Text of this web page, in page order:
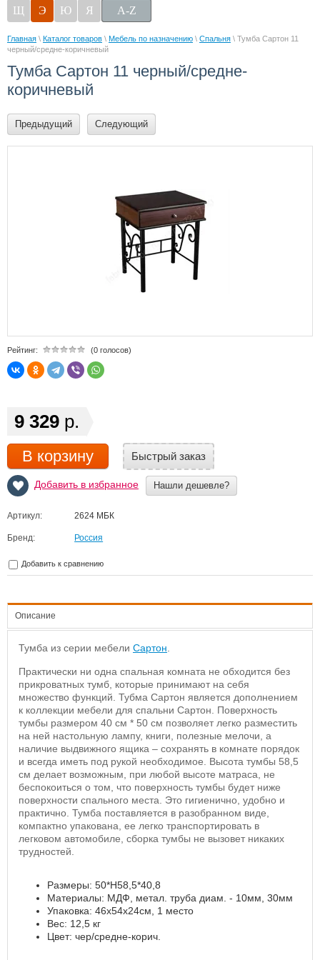
Щ
Э Ю Я A-Z
Главная \ Каталог товаров \ Мебель по назначению \ Спальня \ Тумба Сартон 11
черный/средне-коричневый
Тумба Сартон 11 черный/средне-
коричневый
Предыдущий Следующий
Рейтинг: (0 голосов)
9 329 р.
В корзину Быстрый заказ
Добавить в избранное Нашли дешевле?
Артикул: 2624 МБК
Бренд: Россия
Добавить к сравнению
Описание
Тумба из серии мебели Сартон
Практически ни одна спальная комната не обходится без
прикроватных тумб, которые принимают на себя
множество функций. Тубма Сартон является дополнением
к коллекции мебели для спальни Сартон. Поверхность
тумбы размером 40 см * 50 см позволяет легко разместить
на ней настольную лампу, книги, полезные мелочи, а
наличие выдвижного ящика – сохранять в комнате порядок
и всегда иметь под рукой необходимое. Высота тумбы 58,5
см делает возможным, при любой высоте матраса, не
беспокоиться о том, что поверхность тумбы будет ниже
поверхности спального места. Это гигиенично, удобно и
практично. Тумба поставляется в разобранном виде,
компактно упакована, ее легко транспортировать в
легковом автомобиле, сборка тумбы не вызовет никаких
трудностей.
Размеры: 50*Н58,5*40,8
Материалы: МДФ, метал. труба диам. - 10мм, 30мм
Упаковка: 46х54х24см, 1 место
Вес: 12,5 кг
Цвет: чер/средне-корич.